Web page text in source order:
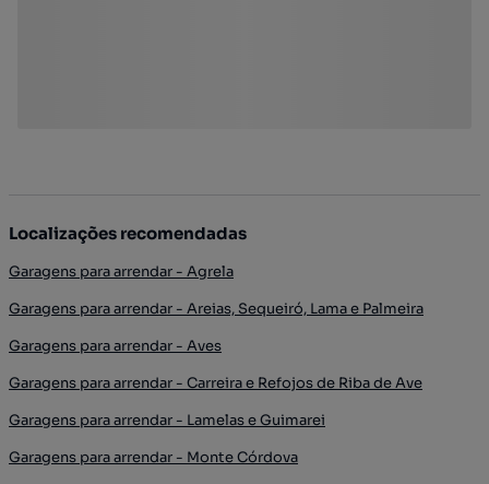
Localizações recomendadas
Garagens para arrendar - Agrela
Garagens para arrendar - Areias, Sequeiró, Lama e Palmeira
Garagens para arrendar - Aves
Garagens para arrendar - Carreira e Refojos de Riba de Ave
Garagens para arrendar - Lamelas e Guimarei
Garagens para arrendar - Monte Córdova